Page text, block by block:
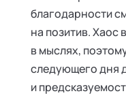
благодарности
на позитив. Хаос
в мыслях,
следующего дня
и